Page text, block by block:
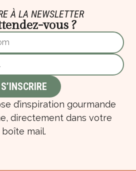
À LA NEWSLETTER
vous ?
d’inspiration gourmande
directement dans votre
boîte mail.